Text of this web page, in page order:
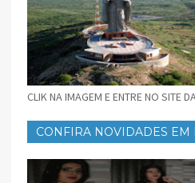
CLIK NA IMAGEM E ENTRE NO SITE
CONFIRA NOVIDADES EM